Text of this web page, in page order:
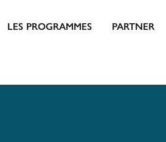
LES PROGRAMMES PARTNER